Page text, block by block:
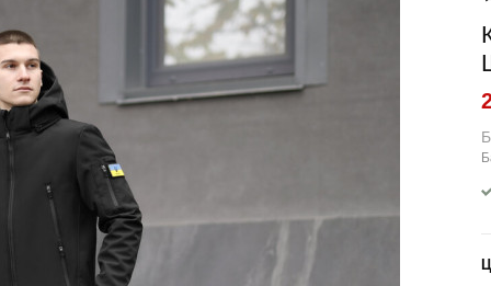
Спортивні штани
Лосины
Джинсы
КОМПЛЕКТИ
Куртка й штани
Тактичний жіночий
одяг
Тактичний чоловічий
одяг
ТЕРМО-КОМПЛЕКТИ